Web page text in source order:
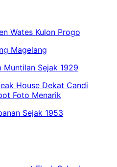
Wates Kulon Progo
Magelang
Muntilan Sejak 1929
House Dekat Candi
Foto Menarik
Sejak 1953